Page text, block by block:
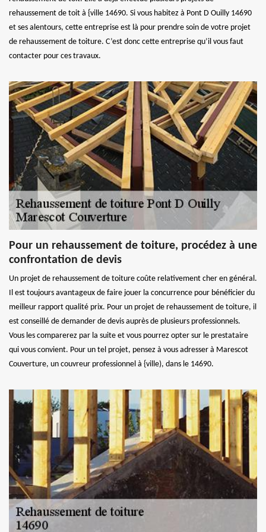
rehaussement de toit à {ville 14690. Si vous habitez à Pont D Ouilly 14690
et ses alentours, cette entreprise est là pour prendre soin de votre projet
de rehaussement de toiture. C’est donc cette entreprise qu’il vous faut
contacter pour ces travaux.
Pour un rehaussement de toiture, procédez à une
confrontation de devis
Un projet de rehaussement de toiture coûte relativement cher en général.
Il est toujours avantageux de faire jouer la concurrence pour bénéficier du
meilleur rapport qualité prix. Pour un projet de rehaussement de toiture, il
est conseillé de demander de devis auprès de plusieurs professionnels.
Vous les comparerez par la suite et vous pourrez opter sur le prestataire
qui vous convient. Pour un tel projet, pensez à vous adresser à Marescot
Couverture, un couvreur professionnel à {ville), dans le 14690.